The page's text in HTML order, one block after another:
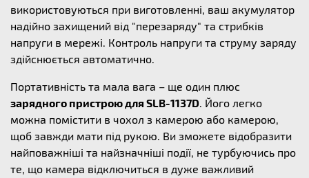
використовуються при виготовленні, ваш акумулятор
надійно захищений від "перезаряду" та стрибків
напруги в мережі. Контроль напруги та струму заряду
здійснюється автоматично.
Портативність та мала вага – ще один плюс
зарядного пристрою для SLB-1137D. Його легко
можна помістити в чохол з камерою або камерою,
щоб завжди мати під рукою. Ви зможете відобразити
найповажніші та найзначніші події, не турбуючись про
те, що камера відключиться в дуже важливий